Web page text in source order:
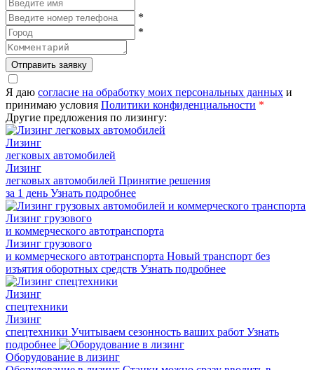
*
*
Отправить заявку
Я даю согласие на обработку моих персональных данных и
принимаю условия Политики конфиденциальности *
Другие предложения по лизингу:
Лизинг
легковых автомобилей
Лизинг
легковых автомобилей Принятие решения
за 1 день Узнать подробнее
Лизинг грузового
и коммерческого автотранспорта
Лизинг грузового
и коммерческого автотранспорта Новый транспорт без
изъятия оборотных средств Узнать подробнее
Лизинг
спецтехники
Лизинг
спецтехники Учитываем сезонность ваших работ Узнать
подробнее
Оборудование в лизинг